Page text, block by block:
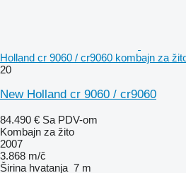
Holland cr 9060 / cr9060 kombajn za
20
New Holland cr 9060 / cr9060
84.490 € Sa PDV-om
Kombajn za žito
2007
3.868 m/č
Širina hvatanja 7 m